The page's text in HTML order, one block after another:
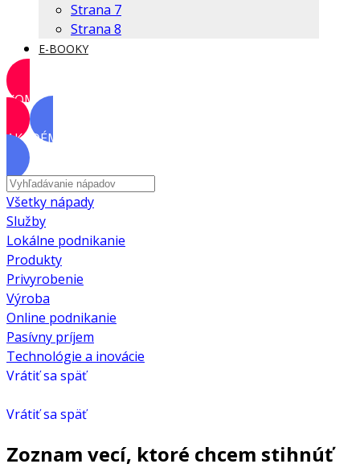
Strana 7
Strana 8
E-BOOKY
KOMUNITA
AKADÉMIA
Všetky nápady
Služby
Lokálne podnikanie
Produkty
Privyrobenie
Výroba
Online podnikanie
Pasívny príjem
Technológie a inovácie
Vrátiť sa späť
Vrátiť sa späť
Zoznam vecí, ktoré chcem stihnúť